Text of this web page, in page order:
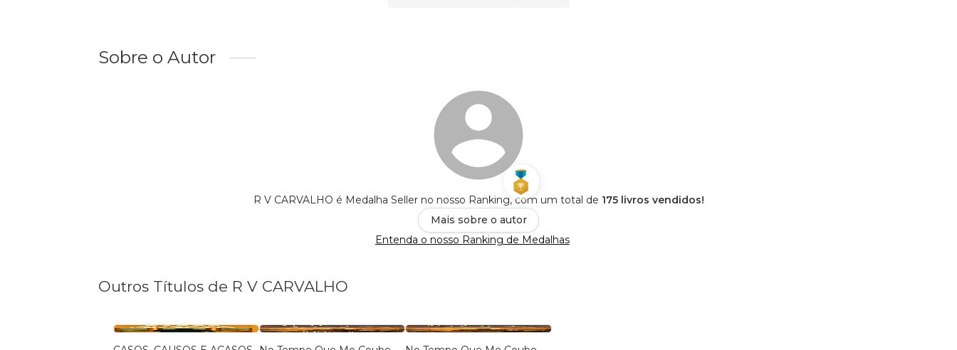
Sobre o Autor
R V CARVALHO é Medalha Seller no nosso Ranking, com um total de 175 livros vendidos!
Mais sobre o autor
Entenda o nosso Ranking de Medalhas
Outros Títulos de R V CARVALHO